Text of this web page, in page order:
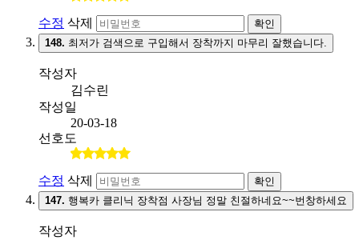
수정 삭제
확인
148. 최저가 검색으로 구입해서 장착까지 마무리 잘했습니다.
작성자
김수린
작성일
20-03-18
선호도
수정 삭제
확인
147. 행복카 클리닉 장착점 사장님 정말 친절하네요~~번창하세요
작성자